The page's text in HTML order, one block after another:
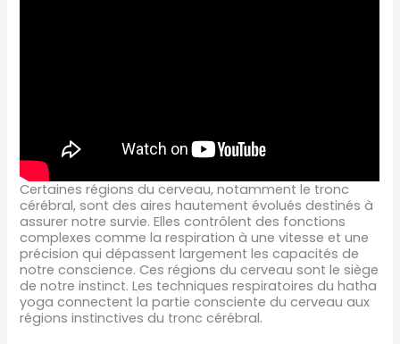
Certaines régions du cerveau, notamment le tronc
cérébral, sont des aires hautement évolués destinés à
assurer notre survie. Elles contrôlent des fonctions
complexes comme la respiration à une vitesse et une
précision qui dépassent largement les capacités de
notre conscience. Ces régions du cerveau sont le siège
de notre instinct. Les techniques respiratoires du hatha
yoga connectent la partie consciente du cerveau aux
régions instinctives du tronc cérébral.